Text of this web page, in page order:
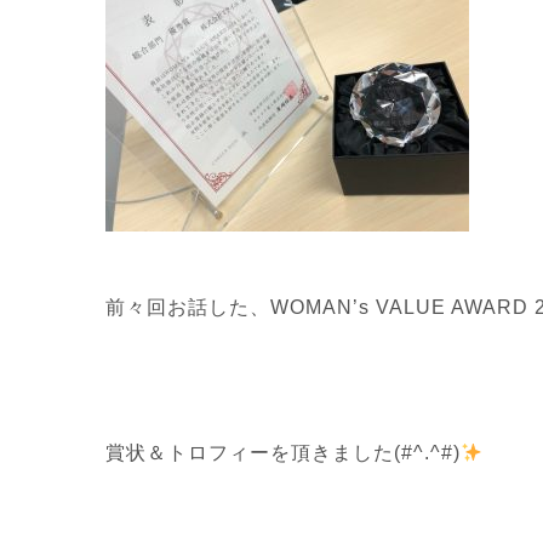
前々回お話した、WOMAN’s VALUE AWARD
賞状＆トロフィーを頂きました(#^.^#)